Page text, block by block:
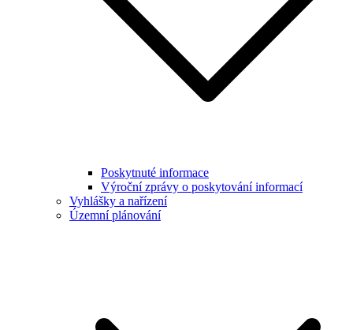
Poskytnuté informace
Výroční zprávy o poskytování informací
Vyhlášky a nařízení
Územní plánování